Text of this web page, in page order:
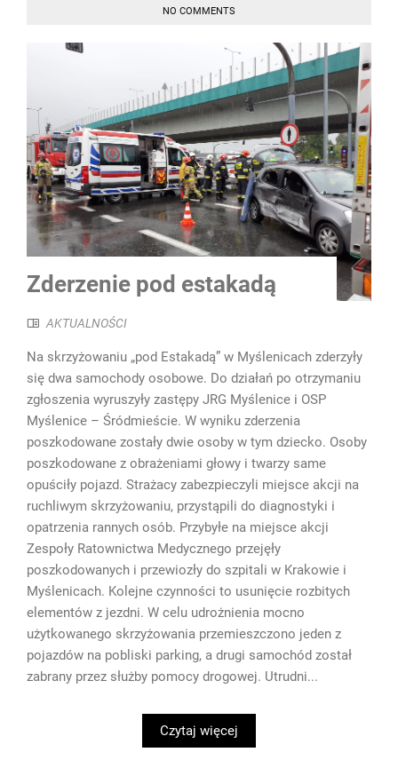
NO COMMENTS
Zderzenie pod estakadą
AKTUALNOŚCI
Na skrzyżowaniu „pod Estakadą” w Myślenicach zderzyły
się dwa samochody osobowe. Do działań po otrzymaniu
zgłoszenia wyruszyły zastępy JRG Myślenice i OSP
Myślenice – Śródmieście. W wyniku zderzenia
poszkodowane zostały dwie osoby w tym dziecko. Osoby
poszkodowane z obrażeniami głowy i twarzy same
opuściły pojazd. Strażacy zabezpieczyli miejsce akcji na
ruchliwym skrzyżowaniu, przystąpili do diagnostyki i
opatrzenia rannych osób. Przybyłe na miejsce akcji
Zespoły Ratownictwa Medycznego przejęły
poszkodowanych i przewiozły do szpitali w Krakowie i
Myślenicach. Kolejne czynności to usunięcie rozbitych
elementów z jezdni. W celu udrożnienia mocno
użytkowanego skrzyżowania przemieszczono jeden z
pojazdów na pobliski parking, a drugi samochód został
zabrany przez służby pomocy drogowej. Utrudni...
Czytaj więcej